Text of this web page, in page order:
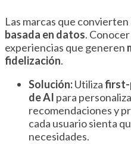
Las marcas que convierten
basada en datos.
experiencias que generen
fidelización.
Solución:Utilizafirst-
de AI para
recomendaciones y
cada usuario sienta
necesidades.